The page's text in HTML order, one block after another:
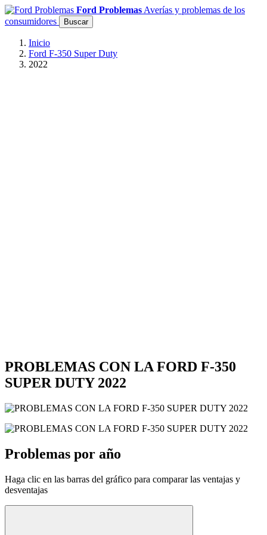
Ford Problemas Averías y problemas de los
consumidores
Buscar
Inicio
Ford F-350 Super Duty
2022
PROBLEMAS CON LA FORD F-350
SUPER DUTY 2022
Problemas por año
Haga clic en las barras del gráfico para comparar las ventajas y
desventajas